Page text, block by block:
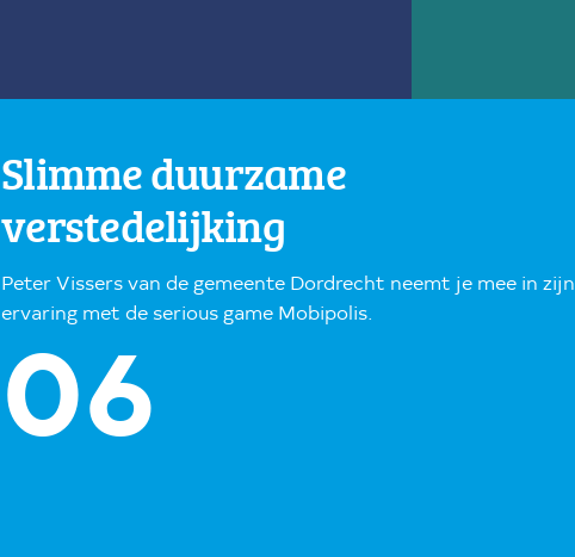
Slimme duurzame
verstedelijking
Peter Vissers van de gemeente Dordrecht neemt je mee in zijn
ervaring met de serious game Mobipolis.
06